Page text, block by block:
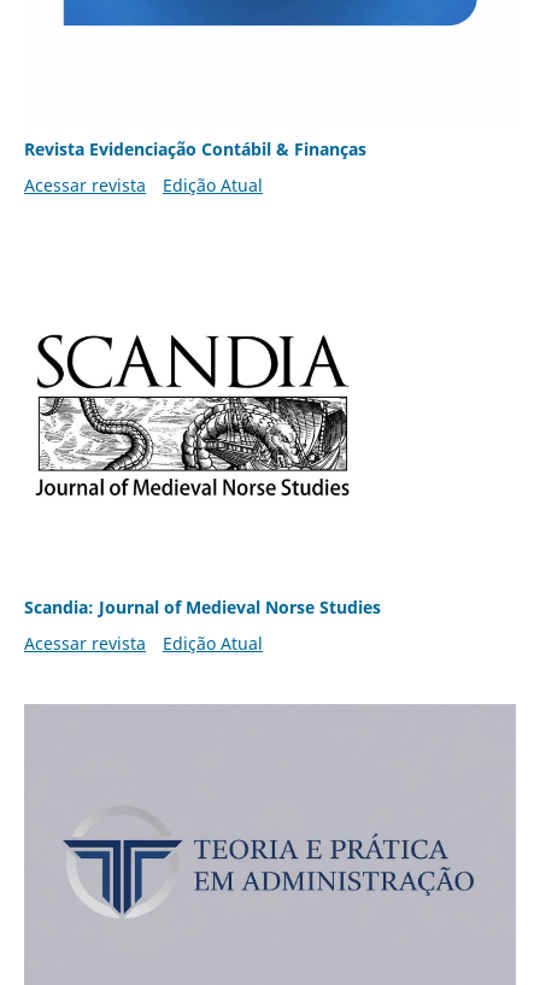
Revista Evidenciação Contábil & Finanças
Acessar revista
Edição Atual
Scandia: Journal of Medieval Norse Studies
Acessar revista
Edição Atual